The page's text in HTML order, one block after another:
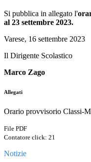
Si pubblica in allegato l'
al 23 settembre 2023.
Varese, 16 settembre 2023
Il Dirigente Scolastico
Marco Zago
Allegati
Orario provvisorio Classi-
File PDF
Contatore click: 21
Notizie